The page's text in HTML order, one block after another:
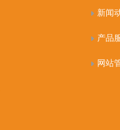
新闻
产品
网站